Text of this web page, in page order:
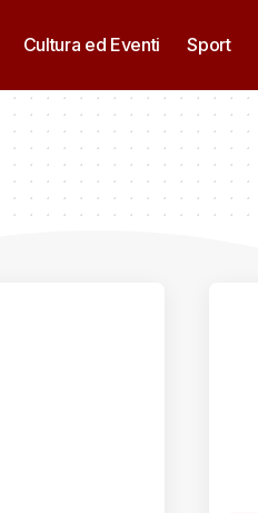
Cultura ed Eventi Sport